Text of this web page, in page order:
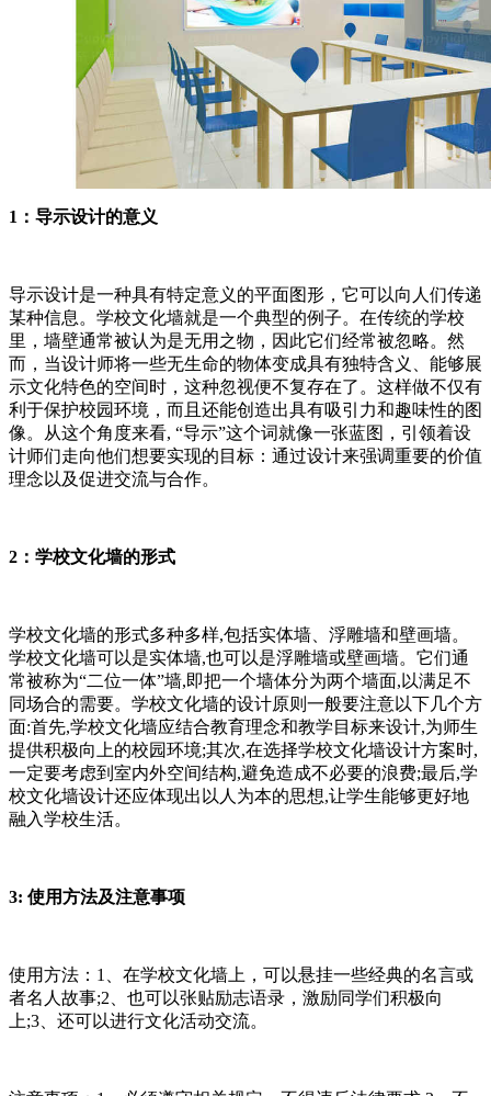
1：导示设计的意义
导示设计是一种具有特定意义的平面图形，它可以向人们传递
某种信息。学校文化墙就是一个典型的例子。在传统的学校
里，墙壁通常被认为是无用之物，因此它们经常被忽略。然
而，当设计师将一些无生命的物体变成具有独特含义、能够展
示文化特色的空间时，这种忽视便不复存在了。这样做不仅有
利于保护校园环境，而且还能创造出具有吸引力和趣味性的图
像。从这个角度来看, “导示”这个词就像一张蓝图，引领着设
计师们走向他们想要实现的目标：通过设计来强调重要的价值
理念以及促进交流与合作。
2：学校文化墙的形式
学校文化墙的形式多种多样,包括实体墙、浮雕墙和壁画墙。
学校文化墙可以是实体墙,也可以是浮雕墙或壁画墙。它们通
常被称为“二位一体”墙,即把一个墙体分为两个墙面,以满足不
同场合的需要。学校文化墙的设计原则一般要注意以下几个方
面:首先,学校文化墙应结合教育理念和教学目标来设计,为师生
提供积极向上的校园环境;其次,在选择学校文化墙设计方案时,
一定要考虑到室内外空间结构,避免造成不必要的浪费;最后,学
校文化墙设计还应体现出以人为本的思想,让学生能够更好地
融入学校生活。
3: 使用方法及注意事项
使用方法：1、在学校文化墙上，可以悬挂一些经典的名言或
者名人故事;2、也可以张贴励志语录，激励同学们积极向
上;3、还可以进行文化活动交流。